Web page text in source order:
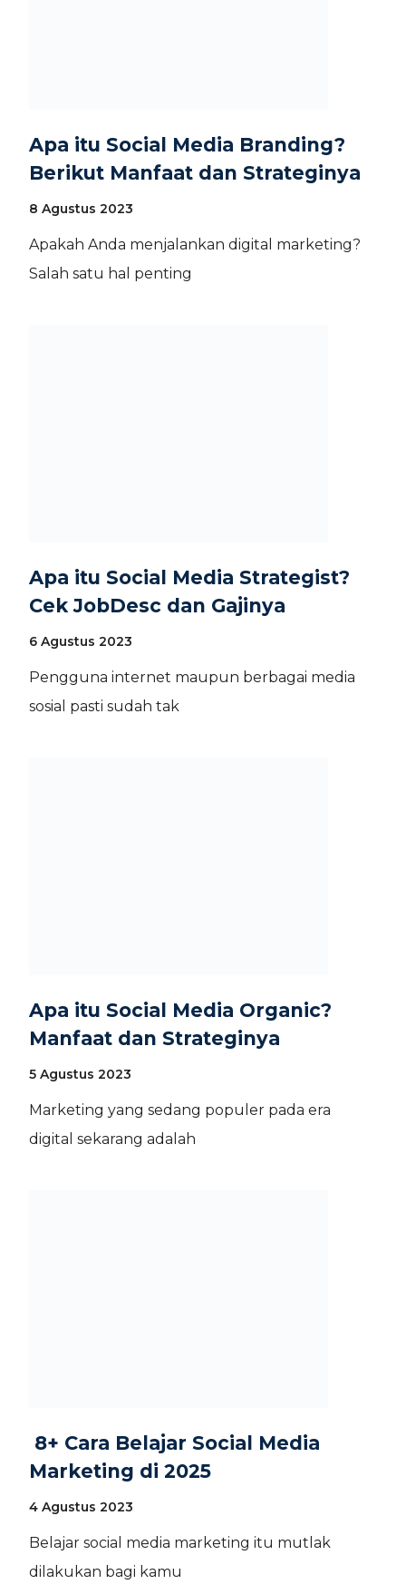
Apa itu Social Media Branding?
Berikut Manfaat dan Strateginya
8 Agustus 2023
Apakah Anda menjalankan digital marketing?
Salah satu hal penting
Apa itu Social Media Strategist?
Cek JobDesc dan Gajinya
6 Agustus 2023
Pengguna internet maupun berbagai media
sosial pasti sudah tak
Apa itu Social Media Organic?
Manfaat dan Strateginya
5 Agustus 2023
Marketing yang sedang populer pada era
digital sekarang adalah
8+ Cara Belajar Social Media
Marketing di 2025
4 Agustus 2023
Belajar social media marketing itu mutlak
dilakukan bagi kamu